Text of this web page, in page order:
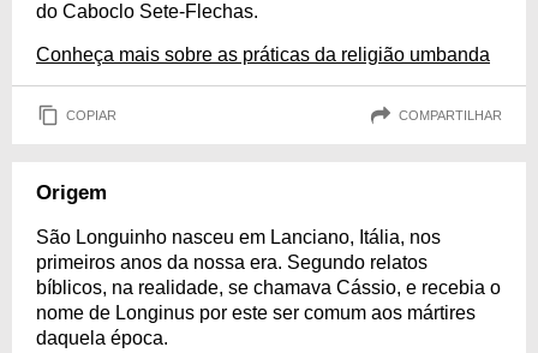
do Caboclo Sete-Flechas.
Conheça mais sobre as práticas da religião umbanda
COPIAR COMPARTILHAR
Origem
São Longuinho nasceu em Lanciano, Itália, nos
primeiros anos da nossa era. Segundo relatos
bíblicos, na realidade, se chamava Cássio, e recebia o
nome de Longinus por este ser comum aos mártires
daquela época.